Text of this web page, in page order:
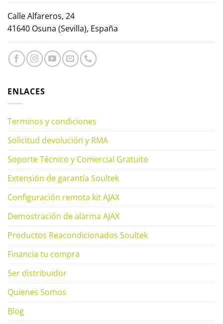
Calle Alfareros, 24
41640 Osuna (Sevilla), España
ENLACES
Terminos y condiciones
Solicitud devolución y RMA
Soporte Técnico y Comercial Gratuito
Extensión de garantía Soultek
Configuración remota kit AJAX
Demostración de alarma AJAX
Productos Reacondicionados Soultek
Financia tu compra
Ser distribuidor
Quienes Somos
Blog